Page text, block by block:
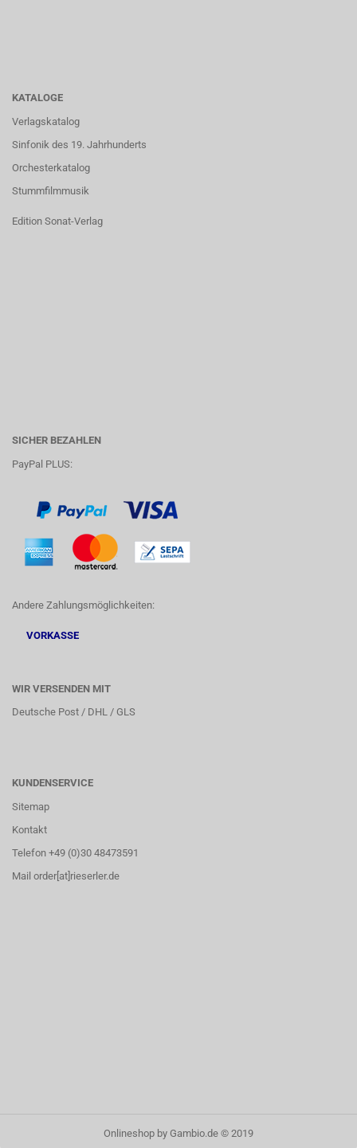
KATALOGE
Verlagskatalog
Sinfonik des 19. Jahrhunderts
Orchesterkatalog
Stummfilmmusik
Edition Sonat-Verlag
SICHER BEZAHLEN
PayPal PLUS:
Andere Zahlungsmöglichkeiten:
VORKASSE
WIR VERSENDEN MIT
Deutsche Post / DHL / GLS
KUNDENSERVICE
Sitemap
Kontakt
Telefon +49 (0)30 48473591
Mail order[at]rieserler.de
Onlineshop by Gambio.de © 2019